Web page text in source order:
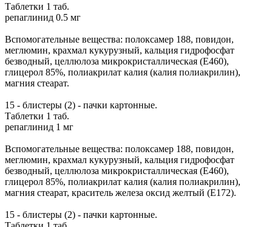
Таблетки 1 таб.
репаглинид 0.5 мг
Вспомогательные вещества: полоксамер 188, повидон,
меглюмин, крахмал кукурузный, кальция гидрофосфат
безводный, целлюлоза микрокристаллическая (E460),
глицерол 85%, полиакрилат калия (калия полиакрилин),
магния стеарат.
15 - блистеры (2) - пачки картонные.
Таблетки 1 таб.
репаглинид 1 мг
Вспомогательные вещества: полоксамер 188, повидон,
меглюмин, крахмал кукурузный, кальция гидрофосфат
безводный, целлюлоза микрокристаллическая (E460),
глицерол 85%, полиакрилат калия (калия полиакрилин),
магния стеарат, краситель железа оксид желтый (E172).
15 - блистеры (2) - пачки картонные.